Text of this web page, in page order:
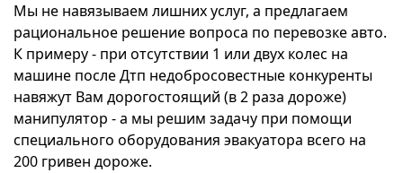
Мы не навязываем лишних услуг, а предлагаем
рациональное решение вопроса по перевозке авто.
К примеру - при отсутствии 1 или двух колес на
машине после Дтп недобросовестные конкуренты
навяжут Вам дорогостоящий (в 2 раза дороже)
манипулятор - а мы решим задачу при помощи
специального оборудования эвакуатора всего на
200 гривен дороже.